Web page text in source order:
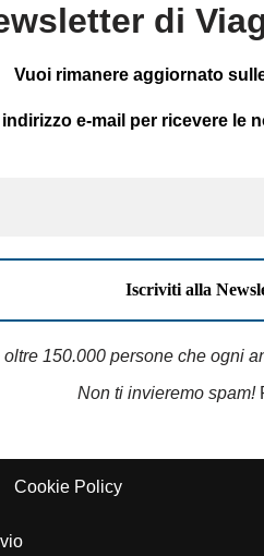
di
Vuoi rimanere aggiornato
indirizzo e-mail per ricevere le
150.000 persone che ogni
Non ti invieremo spam!
Cookie Policy